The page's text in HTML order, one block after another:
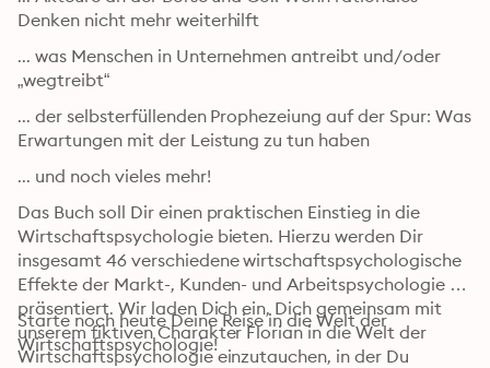
Denken nicht mehr weiterhilft
... was Menschen in Unternehmen antreibt und/oder
„wegtreibt“
... der selbsterfüllenden Prophezeiung auf der Spur: Was
Erwartungen mit der Leistung zu tun haben
... und noch vieles mehr!
Das Buch soll Dir einen praktischen Einstieg in die
Wirtschaftspsychologie bieten. Hierzu werden Dir
insgesamt 46 verschiedene wirtschaftspsychologische
Effekte der Markt-, Kunden- und Arbeitspsychologie
präsentiert. Wir laden Dich ein, Dich gemeinsam mit
unserem fiktiven Charakter Florian in die Welt der
Wirtschaftspsychologie einzutauchen, in der Du
Starte noch heute Deine Reise in die Welt der
Wirtschaftspsychologie!